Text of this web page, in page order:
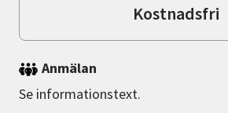
Kostnadsfri
Anmälan
Se informationstext.